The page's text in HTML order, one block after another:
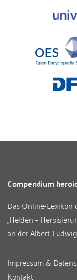
Compendium
Das Online-Lexikon
„Helden –
an derAlbert-
Impressum &
Kontakt